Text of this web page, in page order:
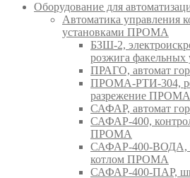
Оборудование для
Автоматика управления
установками ПРОМА
БЗШ-2,
розжига
ПРАГО, автомат
ПРОМА-РТИ-304,
разрежение ПРОМА
САФАР, автомат
САФАР-400,
ПРОМА
САФАР-400-ВОДА,
котлом ПРОМА
САФАР-400-ПАР,